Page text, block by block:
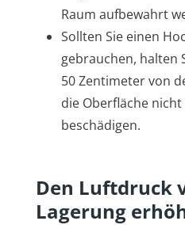
Raum aufbewahrt
Sollten Sie einen
gebrauchen, halten
50 Zentimeter von
die Oberfläche
beschädigen.
Den Luftdruck
Lagerung